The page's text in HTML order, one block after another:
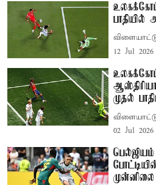
பாதியில்
12 Jul 2026
முதல்
02 Jul 2026
முன்னிலை